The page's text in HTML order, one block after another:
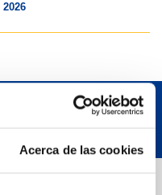
Acerca de las cookies